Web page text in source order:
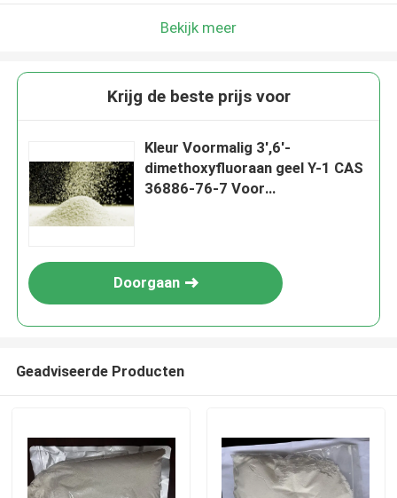
Bekijk meer
Krijg de beste prijs voor
Kleur Voormalig 3',6'-
dimethoxyfluoraan geel Y-1 CAS
36886-76-7 Voor
Doorgaan
Geadviseerde Producten